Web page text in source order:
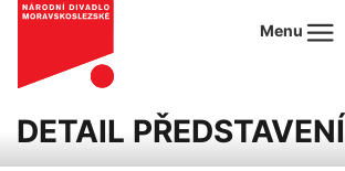
Menu
DETAIL PŘEDSTAVENÍ